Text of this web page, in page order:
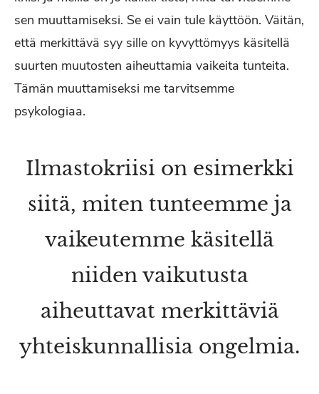
sen muuttamiseksi. Se ei vain tule käyttöön. Väitän,
että merkittävä syy sille on kyvyttömyys käsitellä
suurten muutosten aiheuttamia vaikeita tunteita.
Tämän muuttamiseksi me tarvitsemme
psykologiaa.
Ilmastokriisi on esimerkki
siitä, miten tunteemme ja
vaikeutemme käsitellä
niiden vaikutusta
aiheuttavat merkittäviä
yhteiskunnallisia ongelmia.